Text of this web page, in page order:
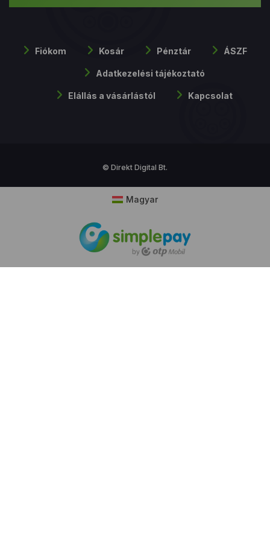
Fiókom Kosár Pénztár ÁSZF
Adatkezelési tájékoztató
Elállás a vásárlástól Kapcsolat
© Direkt Digital Bt.
Magyar